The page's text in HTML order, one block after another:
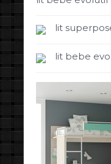
lit
lit bebe